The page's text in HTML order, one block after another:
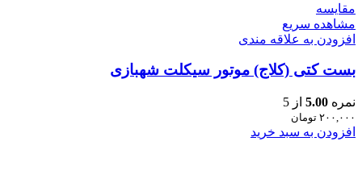
مقایسه
مشاهده سریع
افزودن به علاقه مندی
بست کتی (کلاج) موتور سیکلت شهبازی
نمره 5.00 از 5
۲۰۰,۰۰۰ تومان
افزودن به سبد خرید